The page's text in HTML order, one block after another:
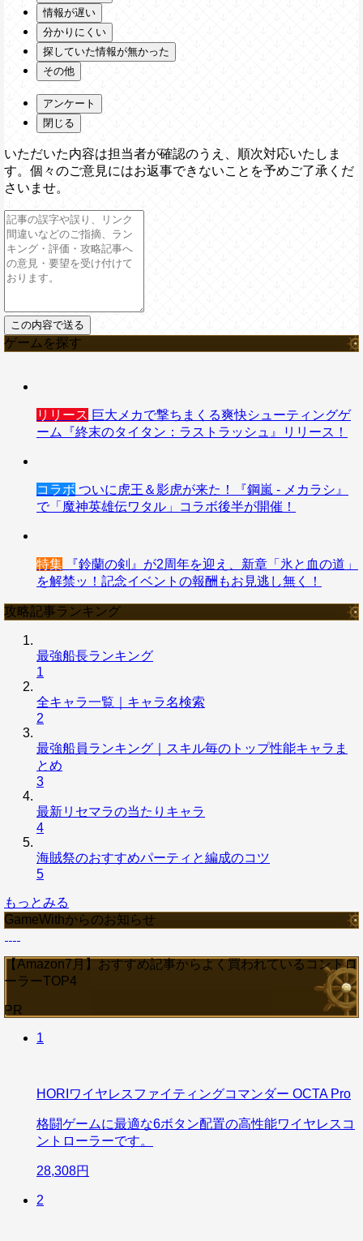
情報が遅い
分かりにくい
探していた情報が無かった
その他
アンケート
閉じる
いただいた内容は担当者が確認のうえ、順次対応いたしま
す。個々のご意見にはお返事できないことを予めご了承くだ
さいませ。
ゲームを探す
リリース 巨大メカで撃ちまくる爽快シューティングゲ
ーム『終末のタイタン：ラストラッシュ』リリース！
コラボ ついに虎王＆影虎が来た！『鋼嵐 - メカラシ』
で「魔神英雄伝ワタル」コラボ後半が開催！
特集 『鈴蘭の剣』が2周年を迎え、新章「氷と血の道」
を解禁ッ！記念イベントの報酬もお見逃し無く！
攻略記事ランキング
最強船長ランキング
1
全キャラ一覧｜キャラ名検索
2
最強船員ランキング｜スキル毎のトップ性能キャラま
とめ
3
最新リセマラの当たりキャラ
4
海賊祭のおすすめパーティと編成のコツ
5
もっとみる
GameWithからのお知らせ
【Amazon7月】おすすめ記事からよく買われているコントロ
ーラーTOP4
PR
1
HORIワイヤレスファイティングコマンダー OCTA Pro
格闘ゲームに最適な6ボタン配置の高性能ワイヤレスコ
ントローラーです。
28,308円
2